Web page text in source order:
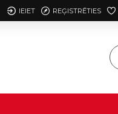
IEIET REĢISTRĒTIES